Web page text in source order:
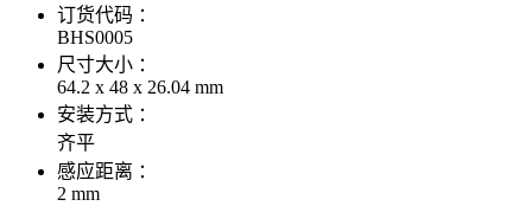
订货代码 ：
BHS0005
尺寸大小 ：
64.2 x 48 x 26.04 mm
安装方式 ：
齐平
感应距离 ：
2 mm